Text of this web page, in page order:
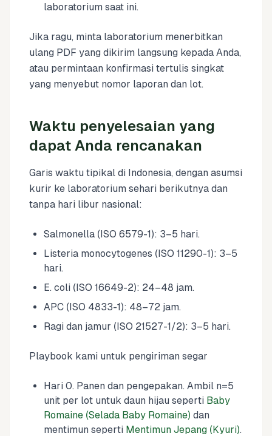
laboratorium saat ini.
Jika ragu, minta laboratorium menerbitkan
ulang PDF yang dikirim langsung kepada Anda,
atau permintaan konfirmasi tertulis singkat
yang menyebut nomor laporan dan lot.
Waktu penyelesaian yang
dapat Anda rencanakan
Garis waktu tipikal di Indonesia, dengan asumsi
kurir ke laboratorium sehari berikutnya dan
tanpa hari libur nasional:
Salmonella (ISO 6579-1): 3–5 hari.
Listeria monocytogenes (ISO 11290-1): 3–5
hari.
E. coli (ISO 16649-2): 24–48 jam.
APC (ISO 4833-1): 48–72 jam.
Ragi dan jamur (ISO 21527-1/2): 3–5 hari.
Playbook kami untuk pengiriman segar
Hari 0. Panen dan pengepakan. Ambil n=5
unit per lot untuk daun hijau seperti Baby
Romaine (Selada Baby Romaine) dan
mentimun seperti Mentimun Jepang (Kyuri).